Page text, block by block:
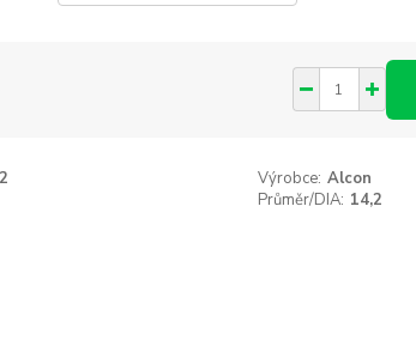
Výrobce: Alcon
Průměr/DIA: 14,2